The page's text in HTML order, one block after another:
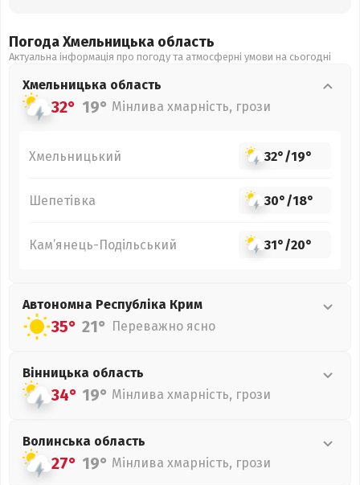
Погода Хмельницька область
Актуальна інформація про погоду та атмосферні умови на сьогодні
Хмельницька область
32° 19° Мінлива хмарність, грози
Хмельницький 32°/19°
Шепетівка 30°/18°
Кам’янець-Подільський 31°/20°
Автономна Республіка Крим
35° 21° Переважно ясно
Вінницька область
34° 19° Мінлива хмарність, грози
Волинська область
27° 19° Мінлива хмарність, грози